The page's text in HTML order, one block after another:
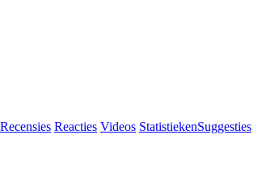
Recensies Reacties Videos StatistiekenSuggesties